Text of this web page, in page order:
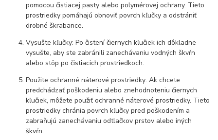
pomocou čistiacej pasty alebo polymérovej ochrany. Tieto
prostriedky pomáhajú obnoviť povrch kľučky a odstrániť
drobné škrabance.
Vysušte kľučky: Po čistení čiernych kľučiek ich dôkladne
vysušte, aby ste zabránili zanechávaniu vodných škvŕn
alebo stôp po čistiacich prostriedkoch.
Použite ochranné náterové prostriedky: Ak chcete
predchádzať poškodeniu alebo znehodnoteniu čiernych
kľučiek, môžete použiť ochranné náterové prostriedky. Tieto
prostriedky chránia povrch kľučky pred poškodením a
zabraňujú zanechávaniu odtlačkov prstov alebo iných
škvŕn.